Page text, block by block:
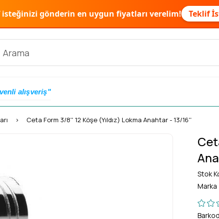
isteğinizi gönderin en uygun fiyatları verelim! Teklif
alışveriş"
Ceta Form 3/8'' 12 Köşe (Yıldız) Lokma Anahtar - 13/16''
Stok
Marka